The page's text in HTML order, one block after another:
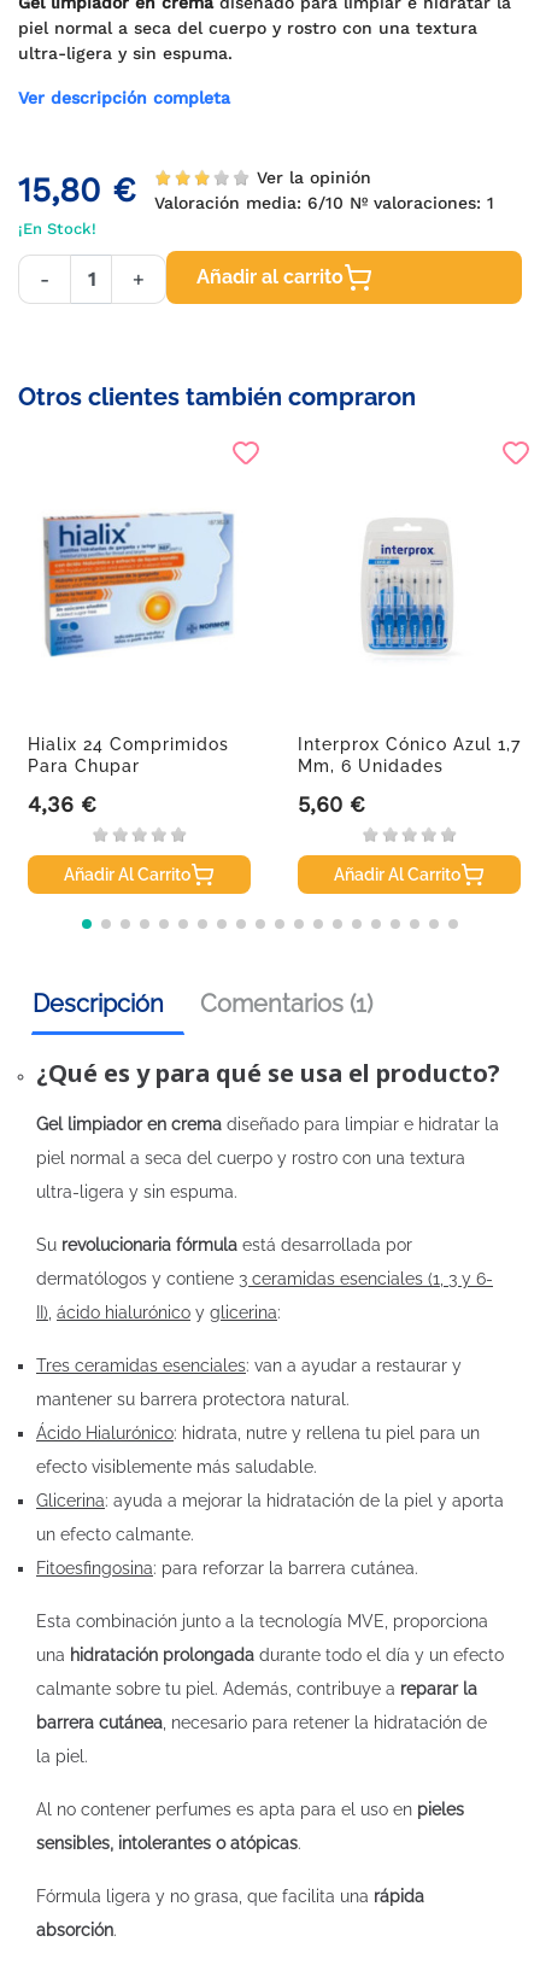
piel normal a seca del cuerpo y rostro con una textura
ultra-ligera y sin espuma.
Ver descripción completa
15,80 €
Ver la opinión
Valoración media: 6/10 Nº valoraciones: 1
¡En Stock!
- + Añadir al carrito
Otros clientes también compraron
Hialix 24 Comprimidos
Para Chupar
Precio
4,36 €
Añadir Al Carrito
Interprox Cónico Azul 1,7
Mm, 6 Unidades
Precio
5,60 €
Añadir Al Carrito
Descripción Comentarios (1)
¿Qué es y para qué se usa el producto?
Gel limpiador en crema diseñado para limpiar e hidratar la
piel normal a seca del cuerpo y rostro con una textura
ultra-ligera y sin espuma.
Su revolucionaria fórmula está desarrollada por
dermatólogos y contiene 3 ceramidas esenciales (1, 3 y 6-
II) ácido hialurónico y glicerina:
Tres ceramidas esenciales: van a ayudar a restaurar y
mantener su barrera protectora natural.
Ácido Hialurónico: hidrata, nutre y rellena tu piel para un
efecto visiblemente más saludable.
Glicerina: ayuda a mejorar la hidratación de la piel y aporta
un efecto calmante.
Fitoesfingosina: para reforzar la barrera cutánea.
Esta combinación junto a la tecnología MVE, proporciona
una hidratación prolongada durante todo el día y un efecto
calmante sobre tu piel. Además, contribuye a reparar la
barrera cutánea , necesario para retener la hidratación de
la piel.
Al no contener perfumes es apta para el uso en pieles
sensibles, intolerantes o atópicas.
Fórmula ligera y no grasa, que facilita una rápida
absorción.